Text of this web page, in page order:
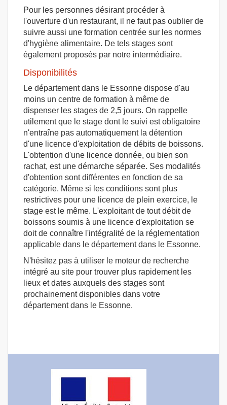
Pour les personnes désirant procéder à
l'ouverture d'un restaurant, il ne faut pas oublier de
suivre aussi une formation centrée sur les normes
d'hygiène alimentaire. De tels stages sont
également proposés par notre intermédiaire.
Disponibilités
Le département dans le Essonne dispose d'au
moins un centre de formation à même de
dispenser les stages de 2,5 jours. On rappelle
utilement que le stage dont le suivi est obligatoire
n'entraîne pas automatiquement la détention
d'une licence d'exploitation de débits de boissons.
L'obtention d'une licence donnée, ou bien son
rachat, est une démarche séparée. Ses modalités
d'obtention sont différentes en fonction de sa
catégorie. Même si les conditions sont plus
restrictives pour une licence de plein exercice, le
stage est le même. L'exploitant de tout débit de
boissons soumis à une licence d'exploitation se
doit de connaître l'intégralité de la réglementation
applicable dans le département dans le Essonne.
N'hésitez pas à utiliser le moteur de recherche
intégré au site pour trouver plus rapidement les
lieux et dates auxquels des stages sont
prochainement disponibles dans votre
département dans le Essonne.